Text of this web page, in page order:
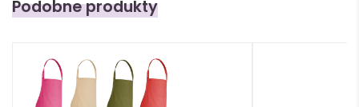
Podobne produkty